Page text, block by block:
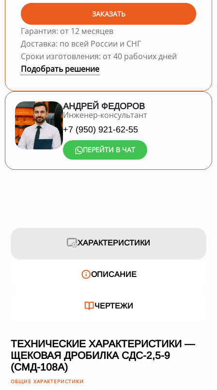
ЗАКАЗАТЬ
Гарантия: от 12 месяцев
Доставка: по всей России и СНГ
Сроки изготовления: от 40 рабочих дней
Подобрать решение
АНДРЕЙ ФЕДОРОВ
Инженер-консультант
+7 (950) 921-62-55
ПЕРЕЙТИ В ЧАТ
ХАРАКТЕРИСТИКИ
ОПИСАНИЕ
ЧЕРТЕЖИ
ТЕХНИЧЕСКИЕ ХАРАКТЕРИСТИКИ —
ЩЕКОВАЯ ДРОБИЛКА СДС-2,5-9
(СМД-108А)
ОБЩИЕ ХАРАКТЕРИСТИКИ